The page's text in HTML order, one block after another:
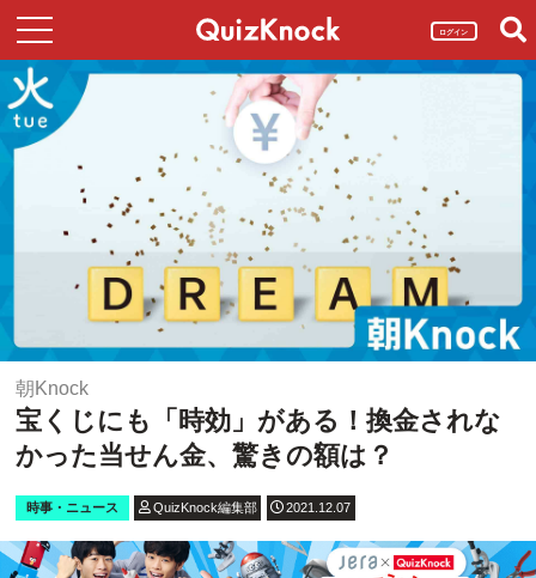
ログイン
朝Knock
宝くじにも「時効」がある！換金されな
かった当せん金、驚きの額は？
時事・ニュース QuizKnock編集部 2021.12.07